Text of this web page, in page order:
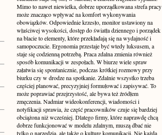
Mimo to nawet niewielka, dobrze uporządkowana strefa pracy
może znacząco wpływać na komfort wykonywania
obowiązków. Odpowiednie krzesło, monitor ustawiony na
właściwej wysokości, dostęp do światła dziennego i porządek
na blacie to elementy, które przekładają się na wydajność i
samopoczucie. Ergonomia przestaje być wtedy luksusem, a
staje się codzienną potrzebą. Praca zdalna zmienia również
sposób komunikacji w zespołach. W biurze wiele spraw
załatwia się spontanicznie, podczas krótkiej rozmowy przy
biurku czy w drodze na spotkanie. Zdalnie wszystko trzeba
częściej planować, precyzyjniej formułować i zapisywać. To
może poprawiać przejrzystość, ale bywa też źródłem
zmęczenia. Nadmiar wideokonferencji, wiadomości i
notyfikacji sprawia, że część pracowników czuje się bardziej
obciążona niż wcześniej. Dlatego firmy, które naprawdę chcą
dobrze funkcjonować w modelu zdalnym, muszą dbać nie
tylko o narzędzia, ale także o kulturę komunikacji. Nie każda